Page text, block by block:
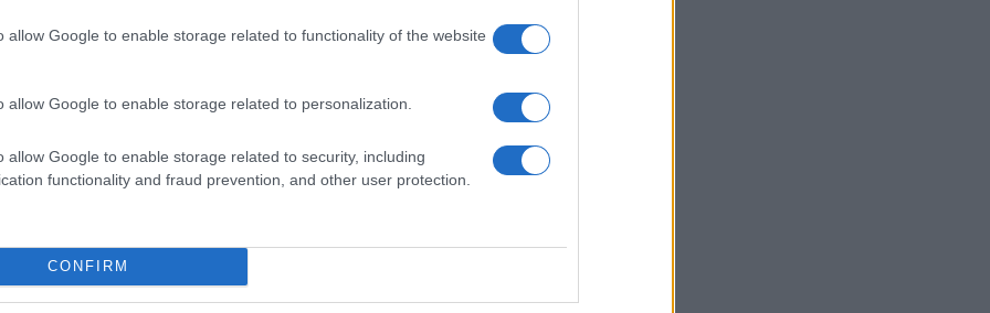
allow Google to enable storage related to functionality of the website
allow Google to enable storage related to personalization.
allow Google to enable storage related to security, including
functionality and fraud prevention, and other user protection.
CONFIRM
via libera del Governo
COME PRENOTARSI
sulportaleistituito dalla Regione Lazio. Dopodiché,